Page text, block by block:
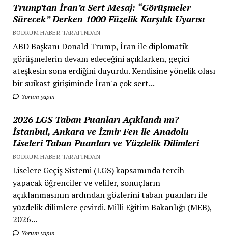
Trump’tan İran’a Sert Mesaj: “Görüşmeler
Sürecek” Derken 1000 Füzelik Karşılık Uyarısı
BODRUM HABER TARAFINDAN
ABD Başkanı Donald Trump, İran ile diplomatik
görüşmelerin devam edeceğini açıklarken, geçici
ateşkesin sona erdiğini duyurdu. Kendisine yönelik olası
bir suikast girişiminde İran'a çok sert...
Yorum yapın
2026 LGS Taban Puanları Açıklandı mı?
İstanbul, Ankara ve İzmir Fen ile Anadolu
Liseleri Taban Puanları ve Yüzdelik Dilimleri
BODRUM HABER TARAFINDAN
Liselere Geçiş Sistemi (LGS) kapsamında tercih
yapacak öğrenciler ve veliler, sonuçların
açıklanmasının ardından gözlerini taban puanları ile
yüzdelik dilimlere çevirdi. Milli Eğitim Bakanlığı (MEB),
2026...
Yorum yapın